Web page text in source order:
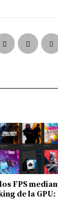
FPS
de la GPU: